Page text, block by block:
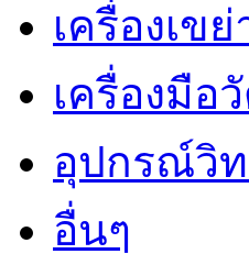
เครื่องเข
เครื่องมือ
อุปกรณ์วิ
อื่นๆ